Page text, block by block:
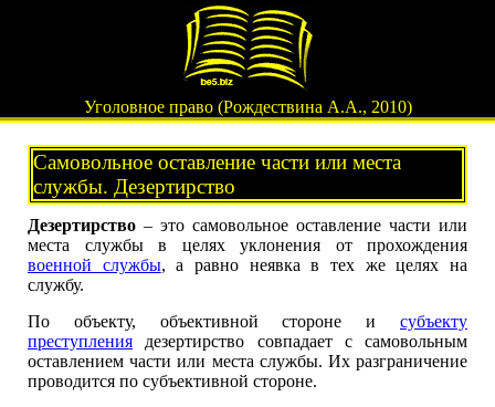
Уголовное право (Рождествина А.А., 2010)
Самовольное оставление части или места
службы. Дезертирство
Дезертирство – это самовольное оставление части или
места службы в целях уклонения от прохождения
военной службы, а равно неявка в тех же целях на
службу.
По объекту, объективной стороне и субъекту
преступления дезертирство совпадает с самовольным
оставлением части или места службы. Их разграничение
проводится по субъективной стороне.